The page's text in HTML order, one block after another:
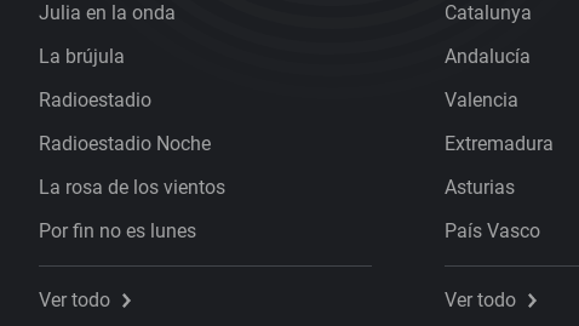
Julia en la onda
La brújula
Radioestadio
Radioestadio Noche
La rosa de los vientos
Por fin no es lunes
Ver todo
Catalunya
Andalucía
Valencia
Extremadura
Asturias
País Vasco
Ver todo